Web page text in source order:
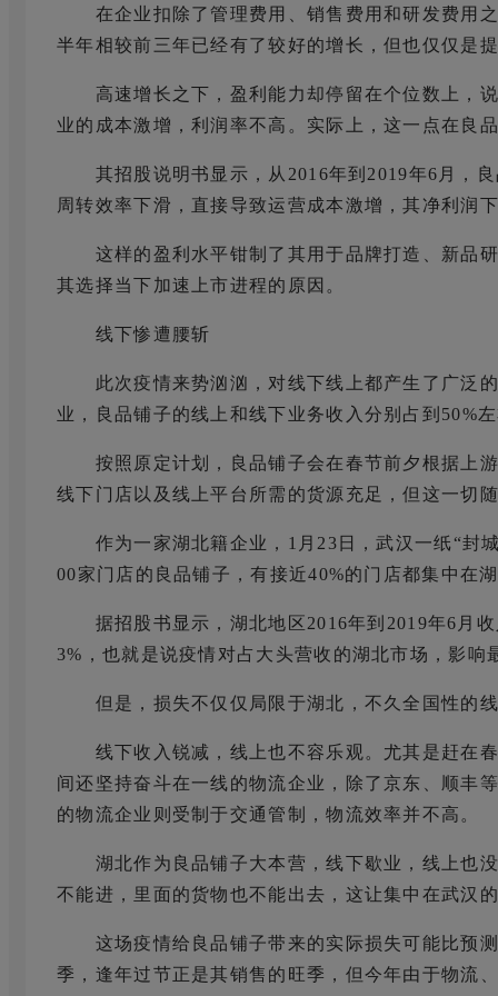
在企业扣除了管理费用、销售费用和研发费用之
半年相较前三年已经有了较好的增长，但也仅仅是
高速增长之下，盈利能力却停留在个位数上，说
业的成本激增，利润率不高。实际上，这一点在良
其招股说明书显示，从2016年到2019年6月，良
周转效率下滑，直接导致运营成本激增，其净利润
这样的盈利水平钳制了其用于品牌打造、新品研
其选择当下加速上市进程的原因。
线下惨遭腰斩
此次疫情来势汹汹，对线下线上都产生了广泛的
业，良品铺子的线上和线下业务收入分别占到50%
按照原定计划，良品铺子会在春节前夕根据上游
线下门店以及线上平台所需的货源充足，但这一切
作为一家湖北籍企业，1月23日，武汉一纸“封
00家门店的良品铺子，有接近40%的门店都集中在
据招股书显示，湖北地区2016年到2019年6月收
3%，也就是说疫情对占大头营收的湖北市场，影响
但是，损失不仅仅局限于湖北，不久全国性的线
线下收入锐减，线上也不容乐观。尤其是赶在春
间还坚持奋斗在一线的物流企业，除了京东、顺丰
的物流企业则受制于交通管制，物流效率并不高。
湖北作为良品铺子大本营，线下歇业，线上也没
不能进，里面的货物也不能出去，这让集中在武汉
这场疫情给良品铺子带来的实际损失可能比预测
季，逢年过节正是其销售的旺季，但今年由于物流